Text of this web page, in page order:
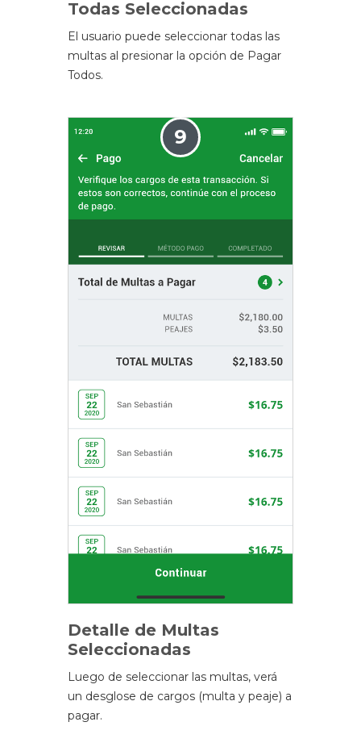
Todas Seleccionadas
El usuario puede seleccionar todas las
multas al presionar la opción de Pagar
Todos.
9
Detalle de Multas
Seleccionadas
Luego de seleccionar las multas, verá
un desglose de cargos (multa y peaje) a
pagar.